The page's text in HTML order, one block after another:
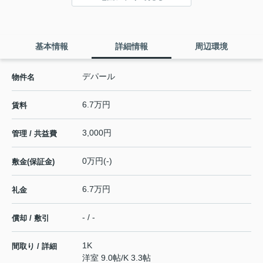
基本情報 詳細情報 周辺環境
物件名 デパール
賃料 6.7万円
管理 / 共益費 3,000円
敷金(保証金) 0万円(-)
礼金 6.7万円
償却 / 敷引 - / -
間取り / 詳細
1K
洋室 9.0帖/K 3.3帖